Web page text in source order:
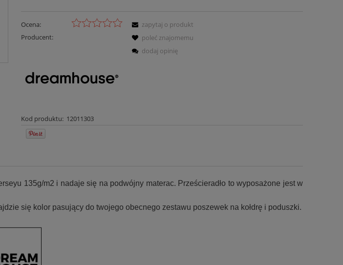
Ocena:
Producent:
Kod produktu: 12011303
zapytaj o produkt
poleć znajomemu
dodaj opinię
135g/m2 i nadaje się na podwójny materac. Prześcieradło to wyposażone jest w
się kolor pasujący do twojego obecnego zestawu poszewek na kołdrę i poduszki.